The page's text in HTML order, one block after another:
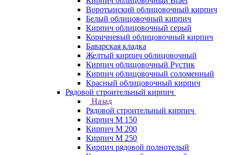
Воротынский облицовочный кирпич
Белый облицовочный кирпич
Кирпич облицовочный серый
Коричневый облицовочный кирпич
Баварская кладка
Желтый кирпич облицовочный
Кирпич облицовочный Рустик
Кирпич облицовочный соломенный
Красный облицовочный кирпич
Рядовой строительный кирпич
Назад
Рядовой строительный кирпич
Кирпич М 150
Кирпич М 200
Кирпич М 250
Кирпич рядовой полнотелый